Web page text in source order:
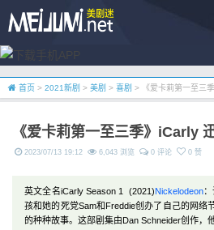
首页 > 2021新剧 > 美剧 > 喜剧 > 《爱卡莉第一至三
《爱卡莉第一至三季》iCarly
2023/07/13 19:12 6,043 浏览 0 评论 0 赞
英文全名iCarly Season 1 (2021)Nickelodeon：
孩和她的死党Sam和Freddie创办了自己的网
的种种故事。这部剧集由Dan Schneider创作，